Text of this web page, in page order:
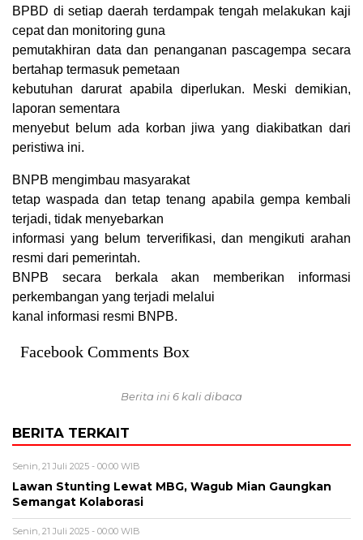
BPBD di setiap daerah terdampak tengah melakukan kaji
cepat dan monitoring guna
pemutakhiran data dan penanganan pascagempa secara
bertahap termasuk pemetaan
kebutuhan darurat apabila diperlukan. Meski demikian,
laporan sementara
menyebut belum ada korban jiwa yang diakibatkan dari
peristiwa ini.
BNPB mengimbau masyarakat
tetap waspada dan tetap tenang apabila gempa kembali
terjadi, tidak menyebarkan
informasi yang belum terverifikasi, dan mengikuti arahan
resmi dari pemerintah.
BNPB secara berkala akan memberikan informasi
perkembangan yang terjadi melalui
kanal informasi resmi BNPB.
Facebook Comments Box
Berita ini 6 kali dibaca
BERITA TERKAIT
Senin, 21 Juli 2025 - 00:00 WIB
Lawan Stunting Lewat MBG, Wagub Mian Gaungkan
Semangat Kolaborasi
Senin, 21 Juli 2025 - 00:00 WIB